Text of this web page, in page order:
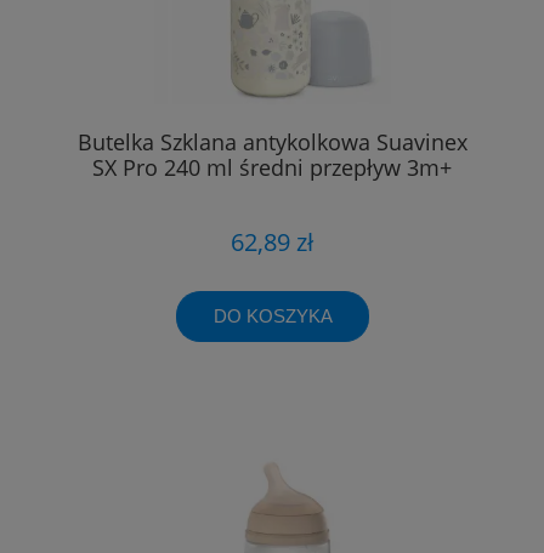
Butelka Szklana antykolkowa Suavinex
SX Pro 240 ml średni przepływ 3m+
62,89 zł
DO KOSZYKA